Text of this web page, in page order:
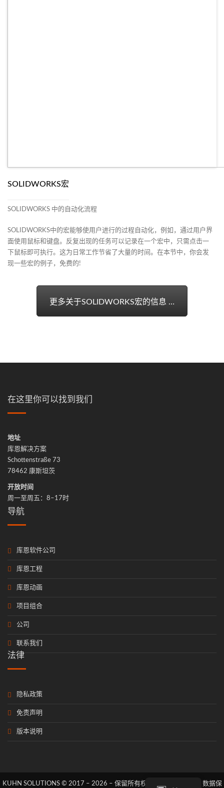
SOLIDWORKS宏
SOLIDWORKS 中的自动化流程
SOLIDWORKS中的宏能够使用户进行的过程自动化，例如，通过用户界
面使用鼠标和键盘。反复出现的任务可以记录在一个宏中，只需点击一
下鼠标即可执行。这为日常工作节省了大量的时间。在本节中，你会发
现一些宏的例子，免费的!
更多关于SOLIDWORKS宏的信息 …
在这里你可以找到我们
地址
库恩解决方案
Schot­ten­stra­ße 73
78462 康斯坦茨
开放时间
周一至周五：8–17时
导航
库恩软件公司
库恩工程
库恩动画
项目组合
公司
联系我们
法律
隐私政策
免责声明
版本说明
KUHN SOLUTIONS © 2017 – 2026 – 保留所有权利。 数据保